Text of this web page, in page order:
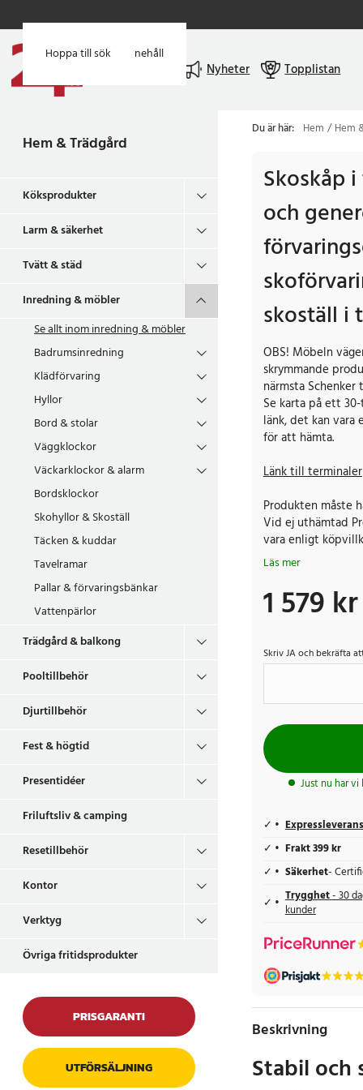
Hoppa till huvudinnehåll
Hoppa till sök
Nyheter Topplistan
Hem & Trädgård
Köksprodukter
Larm & säkerhet
Tvätt & städ
Inredning & möbler
Se allt inominredning & möbler
Badrumsinredning
Klädförvaring
Hyllor
Bord & stolar
Väggklockor
Väckarklockor & alarm
Bordsklockor
Skohyllor & Skoställ
Täcken & kuddar
Tavelramar
Pallar & förvaringsbänkar
Vattenpärlor
Trädgård & balkong
Pooltillbehör
Djurtillbehör
Fest & högtid
Presentidéer
Friluftsliv & camping
Resetillbehör
Kontor
Verktyg
Övriga fritidsprodukter
PRISGARANTI
UTFÖRSÄLJNING
Du är här: Hem Hem
Skoskåp
och
skoställ i
OBS! Möbeln
skrymmande
närmsta Schenker
Se karta på ett
länk, det kan vara
för att hämta.
Länk till terminaler
Produkten måste
Vid ej uthämtad
vara enligt
Läs mer
Pris :1 579 kr
1 579 kr
Skriv JA och bekräfta
Just nu har vi
Expressleverans
Frakt 399 kr
Säkerhet-
Trygghet- 30
kunder
Beskrivning
Stabil och